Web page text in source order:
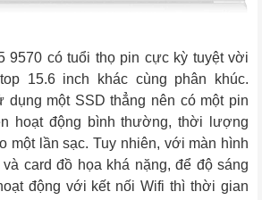
9570 có tuổi thọ pin cực kỳ tuyệt vời
15.6 inch khác cùng phân khúc.
dụng một SSD thẳng nên có một pin
hoạt động bình thường, thời lượng
một lần sạc. Tuy nhiên, với màn hình
card đồ họa khá nặng, để độ sáng
động với kết nối Wifi thì thời gian